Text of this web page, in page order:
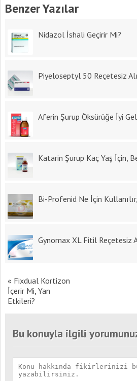
Benzer Yazılar
Nidazol İshali Geçirir Mi?
Piyeloseptyl 50 Reçetesiz
Aferin Şurup Öksürüğe İyi
Katarin Şurup Kaç Yaş İçin,
Bi-Profenid Ne İçin
Gynomax XL Fitil Reçetesiz
« Fixdual Kortizon
İçerir Mi, Yan
Etkileri?
Bu konuyla ilgili